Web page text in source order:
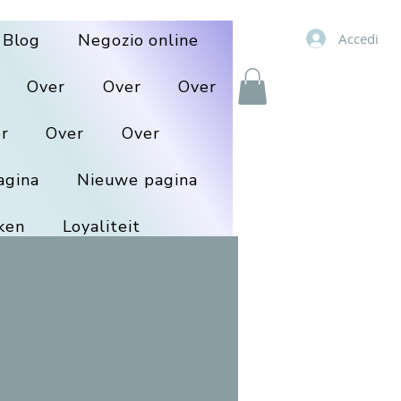
Accedi
Blog Negozio online
Over Over Over
Over Over
Nieuwe pagina
Loyaliteit